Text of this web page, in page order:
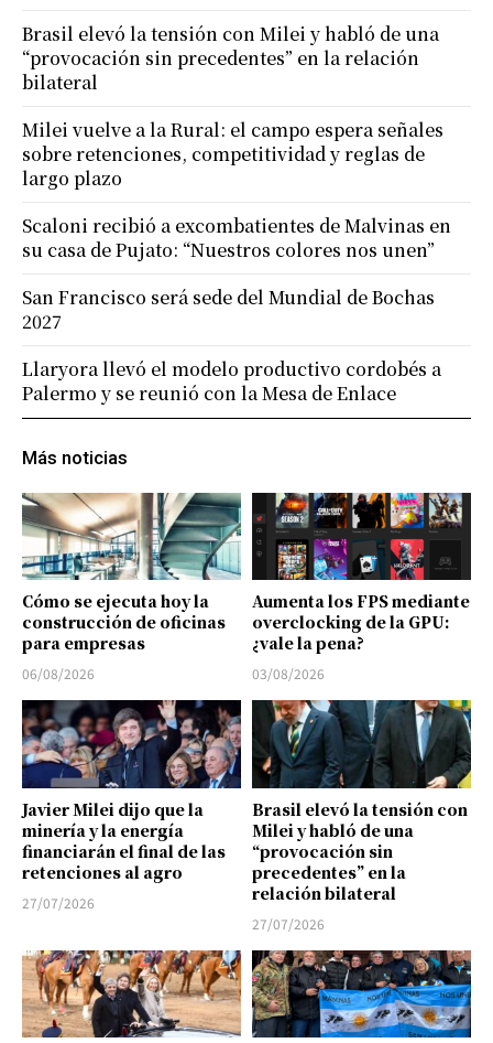
Más noticias
Cómo se ejecuta hoy la
construcción de oficinas
para empresas
06/08/2026
Aumenta los FPS mediante
overclocking de la GPU:
¿vale la pena?
03/08/2026
Javier Milei dijo que la
minería y la energía
financiarán el final de las
retenciones al agro
27/07/2026
Brasil elevó la tensión con
Milei y habló de una
“provocación sin
precedentes” en la
relación bilateral
27/07/2026
Brasil elevó la tensión con Milei y habló de una
“provocación sin precedentes” en la relación
bilateral
Milei vuelve a la Rural: el campo espera señales
sobre retenciones, competitividad y reglas de
largo plazo
Scaloni recibió a excombatientes de Malvinas en
su casa de Pujato: “Nuestros colores nos unen”
San Francisco será sede del Mundial de Bochas
2027
Llaryora llevó el modelo productivo cordobés a
Palermo y se reunió con la Mesa de Enlace